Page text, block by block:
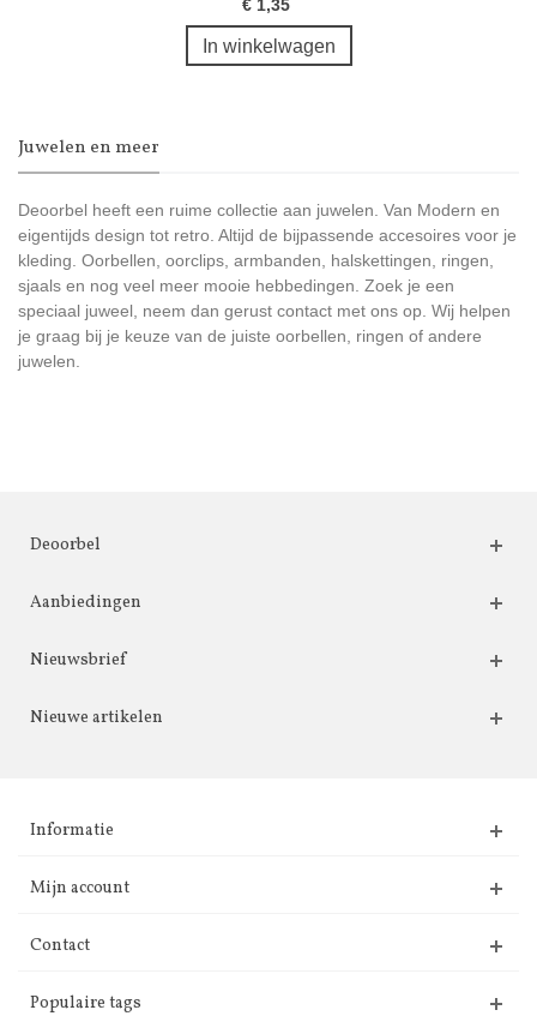
€ 1,35
In winkelwagen
Juwelen en meer
Deoorbel heeft een ruime collectie aan juwelen. Van Modern en
eigentijds design tot retro. Altijd de bijpassende accesoires voor je
kleding. Oorbellen, oorclips, armbanden, halskettingen, ringen,
sjaals en nog veel meer mooie hebbedingen. Zoek je een
speciaal juweel, neem dan gerust contact met ons op. Wij helpen
je graag bij je keuze van de juiste oorbellen, ringen of andere
juwelen.
Deoorbel
Aanbiedingen
Nieuwsbrief
Nieuwe artikelen
Informatie
Mijn account
Contact
Populaire tags